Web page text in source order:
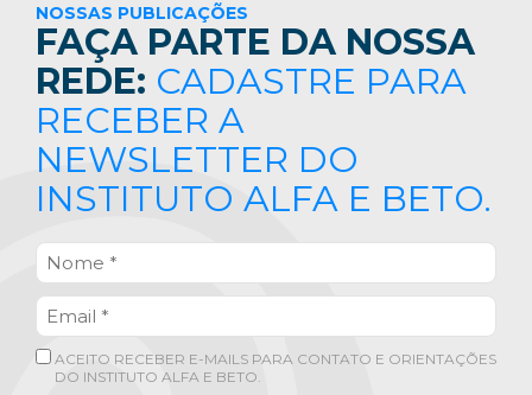
NOSSAS PUBLICAÇÕES
FAÇA PARTE DA NOSSA
REDE: CADASTRE PARA
RECEBER A
NEWSLETTER DO
INSTITUTO ALFA E BETO.
ACEITO RECEBER E-MAILS PARA CONTATO E ORIENTAÇÕES
DO INSTITUTO ALFA E BETO.